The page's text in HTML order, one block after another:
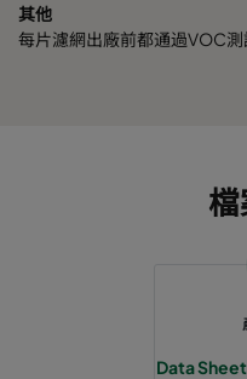
其他
每片濾網出廠前都通過VOC測
Data